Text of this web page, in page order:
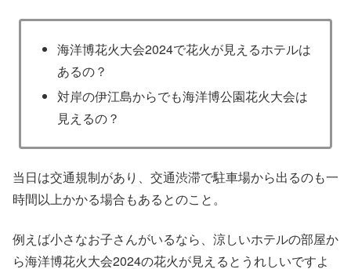
海洋博花火大会2024で花火が見えるホテルは
あるの？
対岸の伊江島からでも海洋博公園花火大会は
見えるの？
当日は交通規制があり、交通渋滞で駐車場から出るのも一
時間以上かかる場合もあるとのこと。
例えば小さなお子さんがいるなら、涼しいホテルの部屋か
ら海洋博花火大会2024の花火が見えるとうれしいですよ